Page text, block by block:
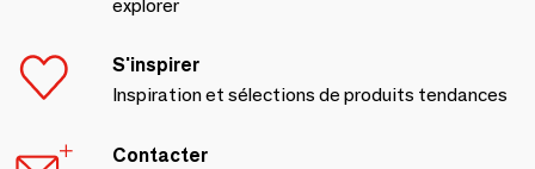
explorer
S'inspirer
Inspiration et sélections de produits tendances
Contacter